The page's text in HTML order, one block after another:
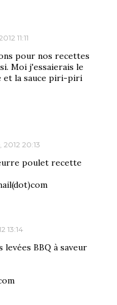
11:11
pour nos recettes
Moi j'essaierais le
et la sauce piri-piri
20:13
poulet recette
13:14
BBQ à saveur